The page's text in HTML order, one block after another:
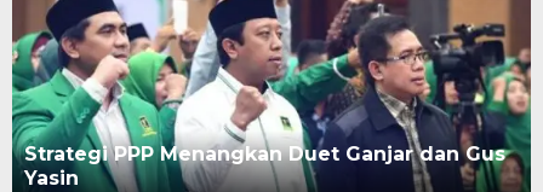
Strategi PPP Menangkan Duet Ganjar dan Gus
Yasin